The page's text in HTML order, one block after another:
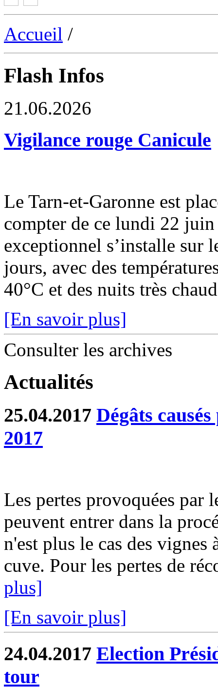
Accueil /
Flash Infos
21.06.2026
Vigilance rouge Canicule
Le Tarn-et-Garonne est
compter de ce lundi 22
exceptionnel s’installe sur
jours, avec des
40°C et des nuits très
[En savoir plus]
Consulter les archives
Actualités
25.04.2017 Dégâts
2017
Les pertes provoquées par
peuvent entrer dans la
n'est plus le cas des vignes
cuve. Pour les pertes de
plus]
[En savoir plus]
24.04.2017 Election
tour